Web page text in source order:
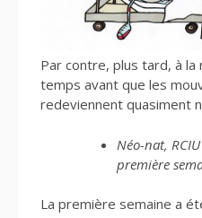
Par contre, plus tard, à la
temps avant que les
redeviennent quasiment
Néo-nat,
première
La première semaine a